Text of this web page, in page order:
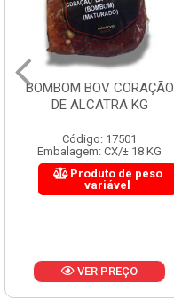
BOMBOM BOV CORAÇÃO
DE ALCATRA KG
Código: 17501
Embalagem: CX/± 18 KG
Produto de peso
variável
VER PREÇO